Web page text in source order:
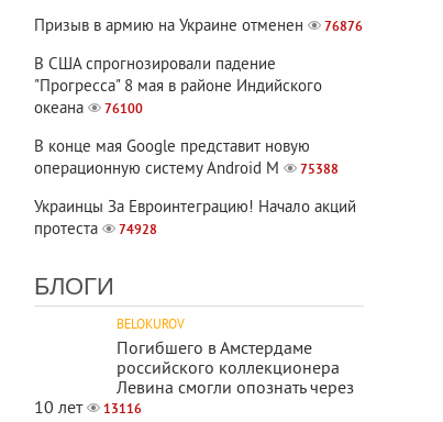
Призыв в армию на Украине отменен 76876
В США спрогнозировали падение
"Прогресса" 8 мая в районе Индийского
океана
76100
В конце мая Google представит новую
операционную систему Android M
75388
Украинцы За Евроинтеграцию! Начало акций
протеста
74928
БЛОГИ
BELOKUROV
Погибшего в Амстердаме
российского коллекционера
Левина смогли опознать через
10 лет
13116